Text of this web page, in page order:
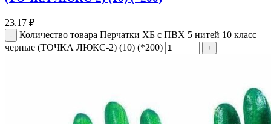
23.17 ₽
Количество товара Перчатки ХБ с ПВХ 5 нитей 10 класс
черные (ТОЧКА ЛЮКС-2) (10) (*200)